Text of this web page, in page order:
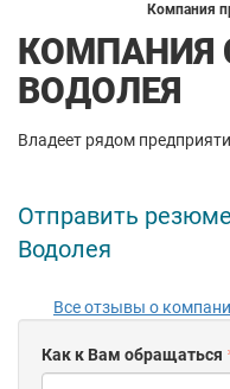
Компания
КОМПАНИЯ
ВОДОЛЕЯ
Владеет рядом
Отправить
Водолея
Все отзывы о
Как к Вам обращаться